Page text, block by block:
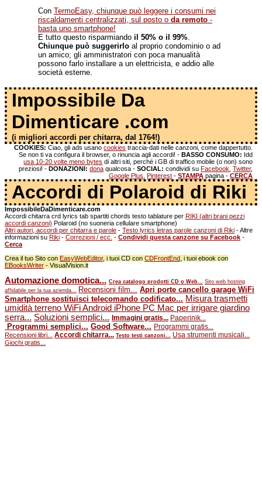
Con TermoEasy, chiunque può leggere i consumi nei
riscaldamenti centralizzati, sul posto o da remoto -
basta uno smartphone!
E tutto questo risparmiando il 50% o il 99%.
Chiunque può suggerirlo al proprio condominio o ad
un amico; gli amministratori con poca manualità
possono farlo installare a un elettricista, e addio alle
società esterne.
Impossibile Da
Dimenticare .com
(i migliori accordi per chitarra, dal 1764!)
COOKIES: Ciao, gli ads usanocookies traccia-dati nelle canzoni, come dappertutto.
Se non ti va configura il browser, o rinuncia agli accordi! -BASSO CONSUMO: Idd
usa 10-20 volte meno bytes di altri siti, perché i GB di traffico mobile (o non) sono
preziosi! -DONAZIONI: dona qualcosa -SOCIAL: condividi suFacebook ,Twitter,
Google Plus ,Pinterest -STAMPA pagina -CERCA
Accordi di Polaroid di Riki
ImpossibileDaDimenticare.com
Accordi chitarra crd lyrics tab spartiti chords testo tablature per RIKI (altri brani pezzi
accordi canzoni) Polaroid (no suoneria cellulare smartphone)
Altri autori, accordi per chitarra e parole - Testo lyrics letras parole canzoni di Riki - Altre
informazioni su Riki - Correzioni / ecc. - Condividi questa canzone su Facebook -
Cerca
Crea il tuo Sito con EasyWebEditor, i tuoi CD con CDFrontEnd , i tuoi ebook con
EBooksWriter - VisualVision.it
Automazione domotica... Crea catalogo prodotti CD o Web... Sito web hosting
affidabile per la tua azienda... Recensioni film... Apri porte cancello garage WiFi
Smartphone sostituisci telecomando codificato... Misura trasmetti
umidità terreno WiFi Android iPhone PC Mac per irrigare giardino
serra... Soluzioni semplici... Immagini gratis... Paperinik...
Programmi semplici... Good Software... Programmi gratis...
Recensioni libri... Accordi chitarra... Testo testi canzoni... Usa strumenti musicali...
Giochi gratis...